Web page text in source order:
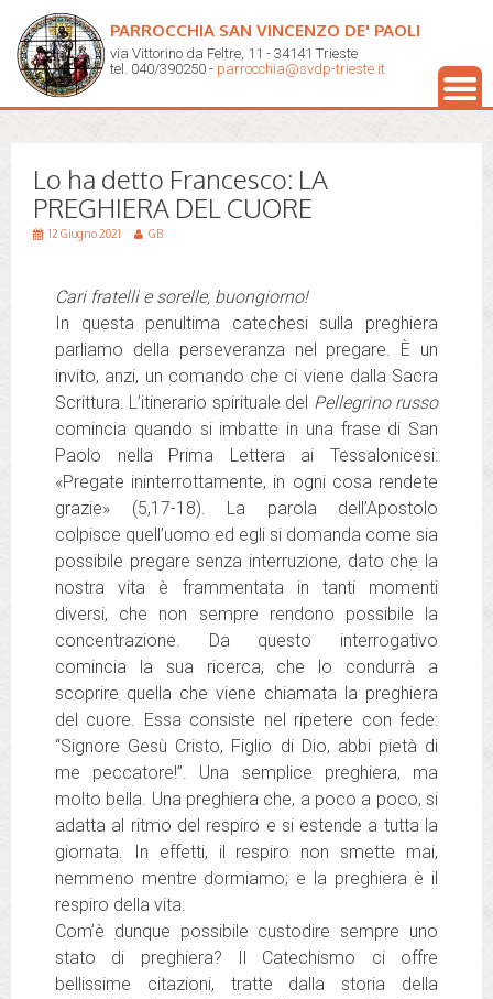
PARROCCHIA SAN VINCENZO DE' PAOLI
via Vittorino da Feltre, 11 - 34141 Trieste
tel. 040/390250 - parrocchia@svdp-trieste.it
Lo ha detto Francesco: LA
PREGHIERA DEL CUORE
12 Giugno 2021 GB
Cari fratelli e sorelle, buongiorno!
In questa penultima catechesi sulla preghiera
parliamo della perseveranza nel pregare. È un
invito, anzi, un comando che ci viene dalla Sacra
Scrittura. L’itinerario spirituale del Pellegrino russo
comincia quando si imbatte in una frase di San
Paolo nella Prima Lettera ai Tessalonicesi:
«Pregate ininterrottamente, in ogni cosa rendete
grazie» (5,17-18). La parola dell’Apostolo
colpisce quell’uomo ed egli si domanda come sia
possibile pregare senza interruzione, dato che la
nostra vita è frammentata in tanti momenti
diversi, che non sempre rendono possibile la
concentrazione. Da questo interrogativo
comincia la sua ricerca, che lo condurrà a
scoprire quella che viene chiamata la preghiera
del cuore. Essa consiste nel ripetere con fede:
“Signore Gesù Cristo, Figlio di Dio, abbi pietà di
me peccatore!”. Una semplice preghiera, ma
molto bella. Una preghiera che, a poco a poco, si
adatta al ritmo del respiro e si estende a tutta la
giornata. In effetti, il respiro non smette mai,
nemmeno mentre dormiamo; e la preghiera è il
respiro della vita.
Com’è dunque possibile custodire sempre uno
stato di preghiera? Il Catechismo ci offre
bellissime citazioni, tratte dalla storia della